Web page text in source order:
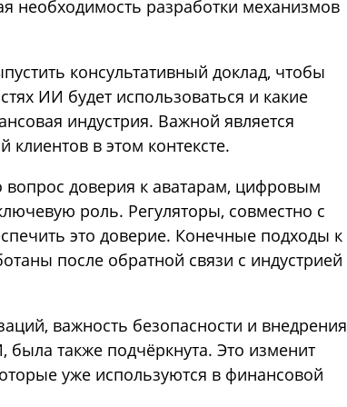
необходимость разработки механизмов
консультативный доклад, чтобы
ИИ будет использоваться и какие
индустрия. Важной является
в этом контексте.
вопрос доверия к аватарам, цифровым
роль. Регуляторы, совместно с
это доверие. Конечные подходы к
после обратной связи с индустрией
важность безопасности и внедрения
также подчёркнута. Это изменит
уже используются в финансовой